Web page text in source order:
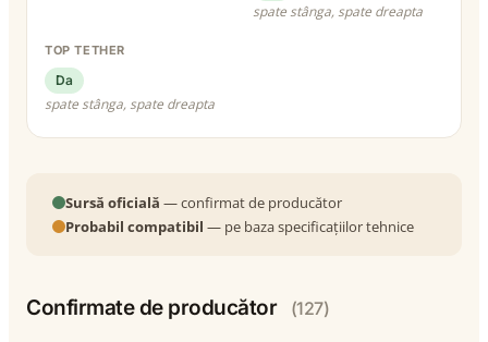
spate stânga, spate dreapta
TOP TETHER
Da
spate stânga, spate dreapta
Sursă oficială — confirmat de producător
Probabil compatibil — pe baza specificațiilor tehnice
Confirmate de producător (127)